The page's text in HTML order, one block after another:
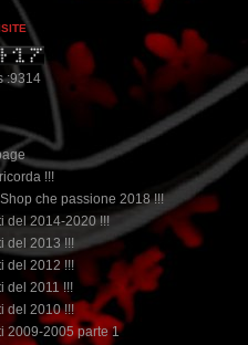
:9314
!!!
che passione 2018 !!!
del 2014-2020 !!!
del 2013 !!!
del 2012 !!!
del 2011 !!!
del 2010 !!!
2009-2005 parte 1